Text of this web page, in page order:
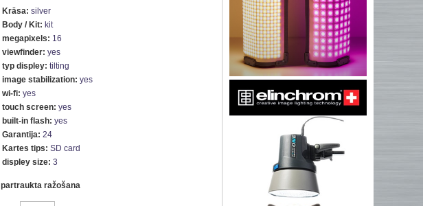
Krāsa: silver
Body / Kit: kit
megapixels: 16
viewfinder: yes
typ displey: tilting
image stabilization: yes
wi-fi: yes
touch screen: yes
built-in flash: yes
Garantija: 24
Kartes tips: SD card
displey size: 3
partraukta ražošana